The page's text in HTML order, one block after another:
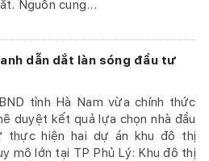
Nguồn cung...
dẫn dắt làn sóng đầu tư
tỉnh Hà Nam vừa chính thức
duyệt kết quả lựa chọn nhà đầu
thực hiện hai dự án khu đô thị
mô lớn tại TP Phủ Lý: Khu đô thị